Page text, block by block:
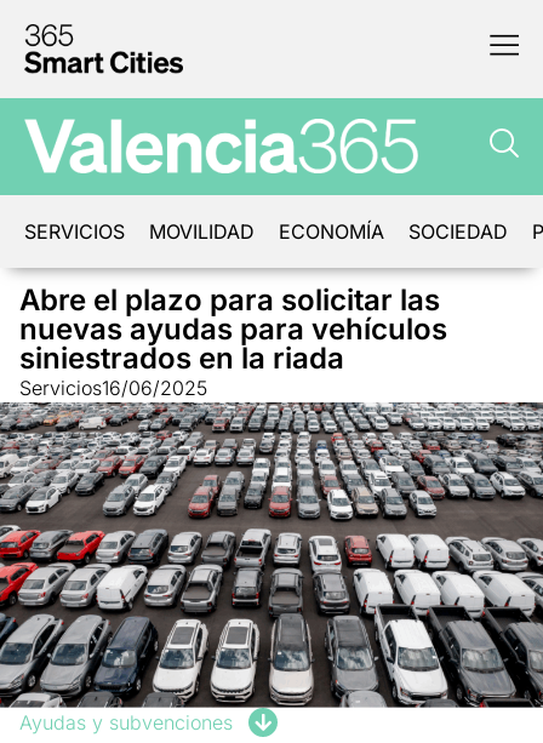
SERVICIOS MOVILIDAD ECONOMÍA SOCIEDAD
Abre el plazo para solicitar las
nuevas ayudas para vehículos
siniestrados en la riada
Servicios16/06/2025
Ayudas y subvenciones